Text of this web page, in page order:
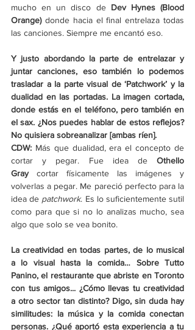
mucho en un disco de Dev Hynes (Blood
Orange) donde hacia el final entrelaza todas
las canciones. Siempre me encantó eso.
Y justo abordando la parte de entrelazar y
juntar canciones, eso también lo podemos
trasladar a la parte visual de ‘Patchwork’ y la
dualidad en las portadas. La imagen cortada,
donde estás en el teléfono, pero también en
el sax. ¿Nos puedes hablar de estos reflejos?
No quisiera sobreanalizar [ambas ríen].
CDW: Más que dualidad, era el concepto de
cortar y pegar. Fue idea de Othello
Gray cortar físicamente las imágenes y
volverlas a pegar. Me pareció perfecto para la
idea de patchwork. Es lo suficientemente sutil
como para que si no lo analizas mucho, sea
algo que solo se vea bonito.
La creatividad en todas partes, de lo musical
a lo visual hasta la comida… Sobre Tutto
Panino, el restaurante que abriste en Toronto
con tus amigos... ¿Cómo llevas tu creatividad
a otro sector tan distinto? Digo, sin duda hay
similitudes: la música y la comida conectan
personas. ¿Qué aportó esta experiencia a tu